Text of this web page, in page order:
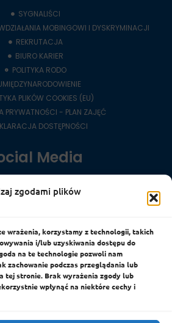
zgodami plików
wrażenia, korzystamy z technologii, takich
i/lub uzyskiwania dostępu do
na te technologie pozwoli nam
zachowanie podczas przeglądania lub
stronie. Brak wyrażenia zgody lub
wpłynąć na niektóre cechy i
SYGNALIŚCI
MOBINGOWI I DYSKRYMINACJI
REKRUTACJA
BIURO KARIER
POLITYKA RODO
PLIKÓW COOKIES (EU)
PRYWATNOŚCI - PLAN ZAJĘĆ
DOSTĘPNOŚCI
Media
LinkedIn
Facebook
Instagram
Messenger